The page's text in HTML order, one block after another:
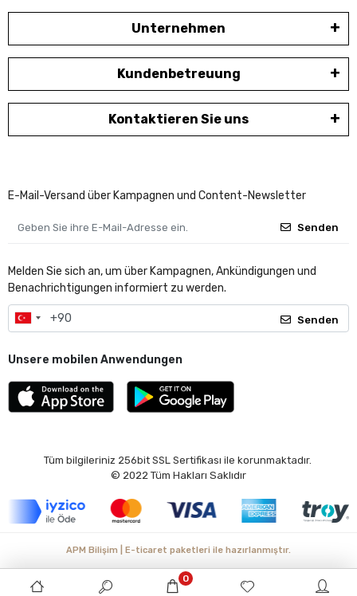
Unternehmen
Kundenbetreuung
Kontaktieren Sie uns
E-Mail-Versand über Kampagnen und Content-Newsletter
Senden
Melden Sie sich an, um über Kampagnen, Ankündigungen und
Benachrichtigungen informiert zu werden.
Senden
Unsere mobilen Anwendungen
Tüm bilgileriniz 256bit SSL Sertifikası ile korunmaktadır.
© 2022 Tüm Hakları Saklıdır
0
APM Bilişim | E-ticaret paketleri ile hazırlanmıştır.